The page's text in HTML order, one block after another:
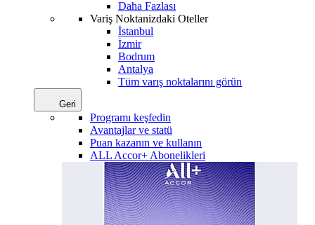
Daha Fazlası
Variş Noktanizdaki Oteller
İstanbul
İzmir
Bodrum
Antalya
Tüm varış noktalarını görün
Geri
Programı keşfedin
Avantajlar ve statü
Puan kazanın ve kullanın
ALL Accor+ Abonelikleri